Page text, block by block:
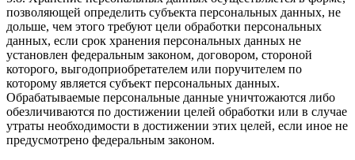
позволяющей определить субъекта персональных данных, не
дольше, чем этого требуют цели обработки персональных
данных, если срок хранения персональных данных не
установлен федеральным законом, договором, стороной
которого, выгодоприобретателем или поручителем по
которому является субъект персональных данных.
Обрабатываемые персональные данные уничтожаются либо
обезличиваются по достижении целей обработки или в случае
утраты необходимости в достижении этих целей, если иное не
предусмотрено федеральным законом.